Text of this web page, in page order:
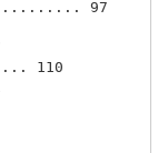
.......... 97
110